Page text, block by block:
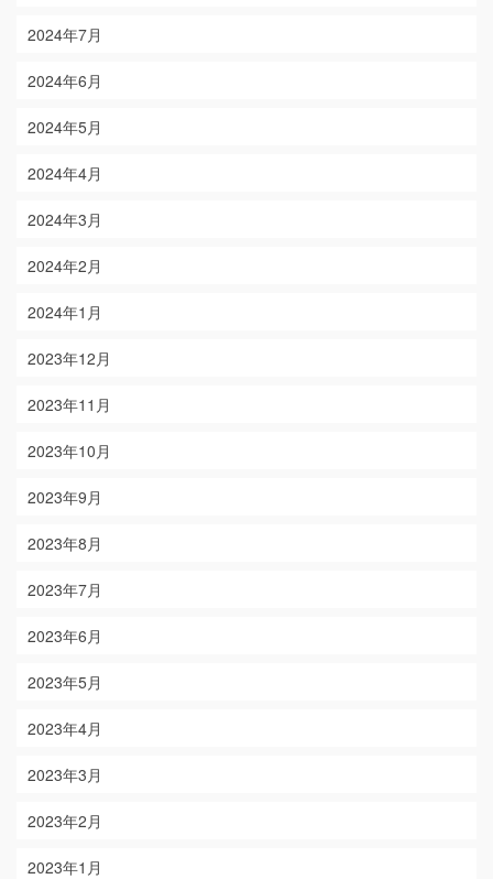
2024年7月
2024年6月
2024年5月
2024年4月
2024年3月
2024年2月
2024年1月
2023年12月
2023年11月
2023年10月
2023年9月
2023年8月
2023年7月
2023年6月
2023年5月
2023年4月
2023年3月
2023年2月
2023年1月